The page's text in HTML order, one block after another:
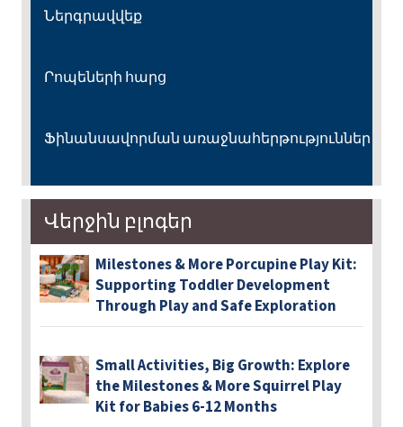
Ներգրավվեք
Րոպեների հարց
Ֆինանսավորման առաջնահերթություններ
Վերջին բլոգեր
Milestones & More Porcupine Play Kit:
Supporting Toddler Development
Through Play and Safe Exploration
Small Activities, Big Growth: Explore
the Milestones & More Squirrel Play
Kit for Babies 6-12 Months